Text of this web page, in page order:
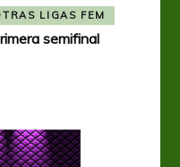
LIGAS FEM
semifinal